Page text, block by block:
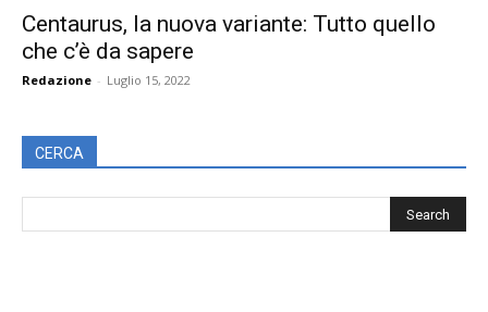
Centaurus, la nuova variante: Tutto quello
che c’è da sapere
Redazione - Luglio 15, 2022
CERCA